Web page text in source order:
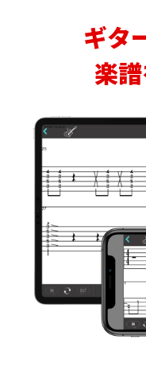
ギタ
楽